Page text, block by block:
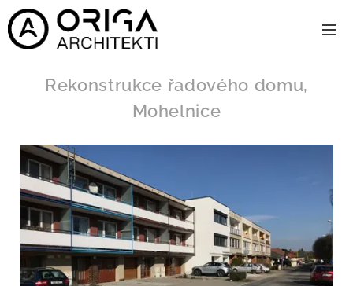
Rekonstrukce řadového domu,
Mohelnice